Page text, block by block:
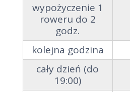
wypożyczenie 1
roweru do 2
godz.
kolejna godzina
cały dzień (do
19:00)